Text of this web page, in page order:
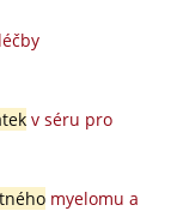
v séru pro
myelomu a